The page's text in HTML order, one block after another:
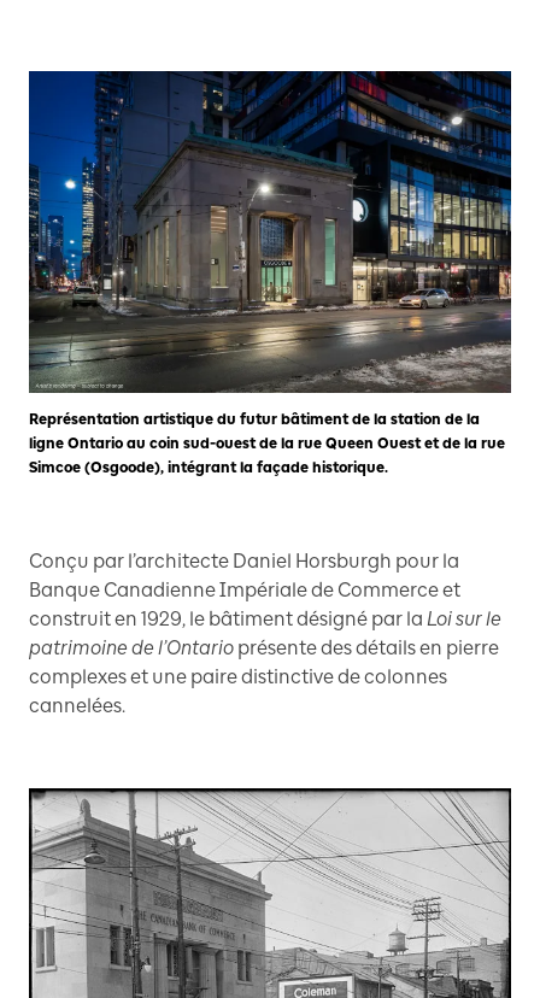
Représentation artistique du futur bâtiment de la station de la
ligne Ontario au coin sud-ouest de la rue Queen Ouest et de la rue
Simcoe (Osgoode), intégrant la façade historique.
Conçu par l’architecte Daniel Horsburgh pour la
Banque Canadienne Impériale de Commerce et
construit en 1929, le bâtiment désigné par la Loi sur le
patrimoine de l’Ontario présente des détails en pierre
complexes et une paire distinctive de colonnes
cannelées.